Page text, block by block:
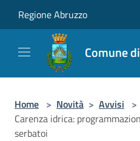
Regione Abruzzo
Comune
Home > Novità > Avvisi >
Carenza idrica:
serbatoi